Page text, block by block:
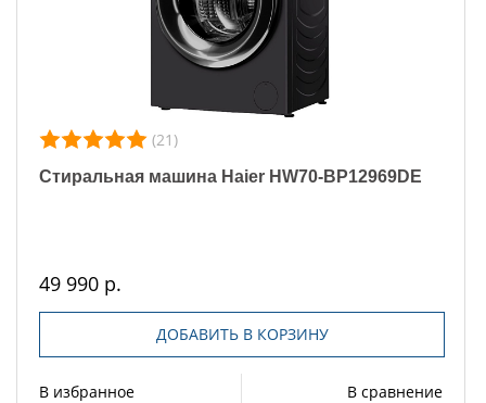
(21)
Стиральная машина Haier HW70-BP12969DE
49 990 р.
ДОБАВИТЬ В КОРЗИНУ
В избранное В сравнение